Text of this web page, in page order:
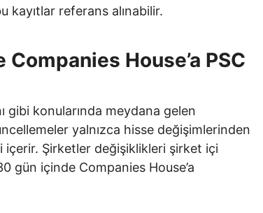
kayıtlar referans alınabilir.
Companies House’a PSC
gibi konularında meydana gelen
yalnızca hisse değişimlerinden
Şirketler değişiklikleri şirket içi
gün içinde Companies House’a